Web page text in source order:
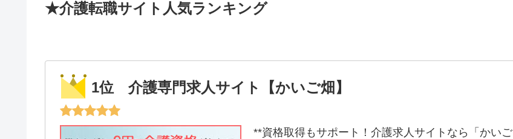
★介護転職サイト人気ランキング
1位 介護専門求人サイト【かいご畑】
**資格取得もサポート！介護求人サイトなら「かいご